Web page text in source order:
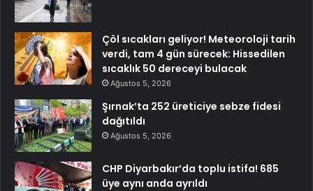
Çöl sıcakları geliyor! Meteoroloji tarih
verdi, tam 4 gün sürecek: Hissedilen
sıcaklık 50 dereceyi bulacak
Ağustos 5, 2026
Şırnak’ta 252 üreticiye sebze fidesi
dağıtıldı
Ağustos 5, 2026
CHP Diyarbakır’da toplu istifa! 685
üye aynı anda ayrıldı